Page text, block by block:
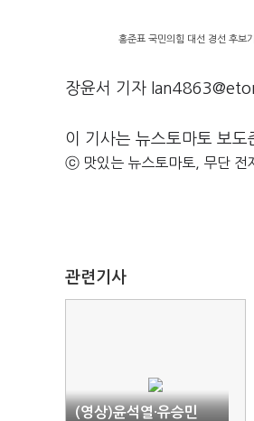
홍준표 국민의힘 대선 경선 후보
장윤서 기자
이 기사는 뉴스토마토 보도
ⓒ 맛있는 뉴스토마토, 무단 전
관련기사
(영상)윤석열·유승민